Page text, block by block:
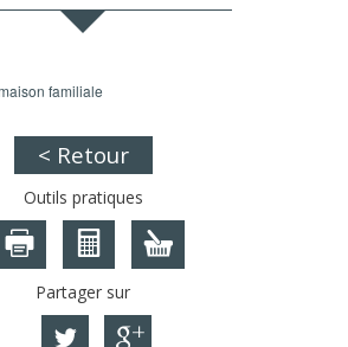
familiale
< Retour
Outils pratiques
Partager sur